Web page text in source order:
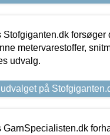
Stofgiganten.dk
metervarestoffer,
udvalg.
på
GarnSpecialisten.dk